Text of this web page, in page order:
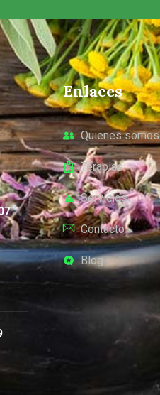
Enlaces
Quienes somos
Terapias
Servicios
Contacto
Blog